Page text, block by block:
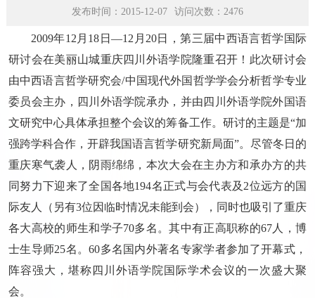
发布时间：2015-12-07 访问次数： 2476
2009年12月18日—12月20日，第三届中西语言哲学国际
研讨会在美丽山城重庆四川外语学院隆重召开！此次研讨会
由中西语言哲学研究会/中国现代外国哲学学会分析哲学专业
委员会主办，四川外语学院承办，并由四川外语学院外国语
文研究中心具体承担整个会议的筹备工作。研讨的主题是“加
强跨学科合作，开辟我国语言哲学研究新局面”。尽管冬日的
重庆寒气袭人，阴雨绵绵，本次大会在主办方和承办方的共
同努力下迎来了全国各地194名正式与会代表及2位远方的国
际友人（另有3位因临时情况未能到会），同时也吸引了重庆
各大高校的师生和学子70多名。其中有正高职称的67人，博
士生导师25名。60多名国内外著名专家学者参加了开幕式，
阵容强大，堪称四川外语学院国际学术会议的一次盛大聚
会。